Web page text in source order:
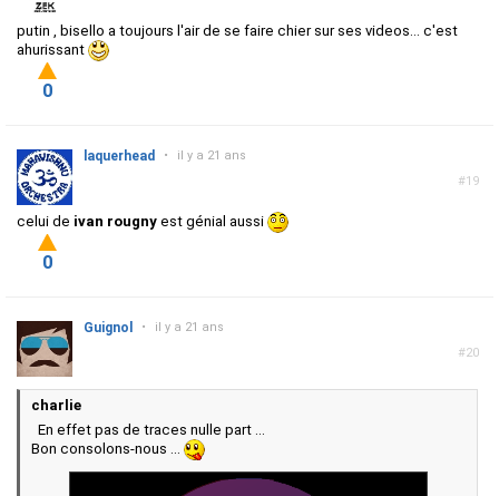
putin , bisello a toujours l'air de se faire chier sur ses videos... c'est
ahurissant
0
#19
laquerhead • il y a 21 ans
celui de ivan rougny est génial aussi
0
#20
Guignol • il y a 21 ans
charlie
En effet pas de traces nulle part ...
Bon consolons-nous ...